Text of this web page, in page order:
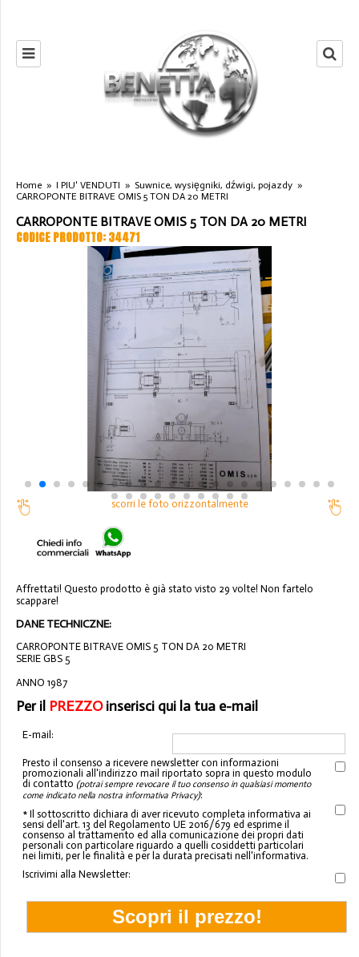
Home » I PIU' VENDUTI » Suwnice, wysięgniki, dźwigi, pojazdy »
CARROPONTE BITRAVE OMIS 5 TON DA 20 METRI
CARROPONTE BITRAVE OMIS 5 TON DA 20 METRI
CODICE PRODOTTO: 34471
scorri le foto orizzontalmente
Affrettati! Questo prodotto è già stato visto 29 volte! Non fartelo
scappare!
DANE TECHNICZNE:
CARROPONTE BITRAVE OMIS 5 TON DA 20 METRI
SERIE GBS 5
ANNO 1987
Per il PREZZOinserisci qui la tua e-mail
E-mail:
Presto il consenso a ricevere newsletter con informazioni
promozionali all'indirizzo mail riportato sopra in questo modulo
di contatto (potrai sempre revocare il tuo consenso in qualsiasi momento
come indicato nella nostra informativa Privacy):
* Il sottoscritto dichiara di aver ricevuto completa informativa ai
sensi dell'art. 13 del Regolamento UE 2016/679 ed esprime il
consenso al trattamento ed alla comunicazione dei propri dati
personali con particolare riguardo a quelli cosiddetti particolari
nei limiti, per le finalità e per la durata precisati nell'informativa.
Iscrivimi alla Newsletter: